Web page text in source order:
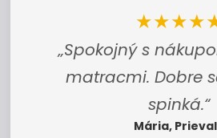
„Spokojný s
matracmi. Dobre
spinká.“
Mária,